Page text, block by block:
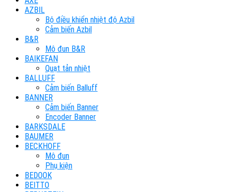
AZBIL
Bộ điều khiển nhiệt độ Azbil
Cảm biến Azbil
B&R
Mô đun B&R
BAIKEFAN
Quạt tản nhiệt
BALLUFF
Cảm biến Balluff
BANNER
Cảm biến Banner
Encoder Banner
BARKSDALE
BAUMER
BECKHOFF
Mô đun
Phụ kiện
BEDOOK
BEITTO